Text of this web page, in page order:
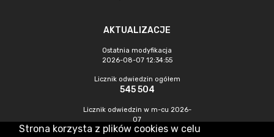
AKTUALIZACJE
Ostatnia modyfikacja
2026-08-07 12:34:55
Licznik odwiedzin ogółem
545 504
Licznik odwiedzin w m-cu 2026-
07
1 520
Strona korzysta z plików cookies w celu